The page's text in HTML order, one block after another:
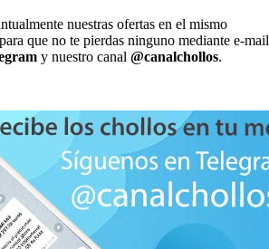
nuestras ofertas en el mismo
que no te pierdas ninguno mediante e-mail
y nuestro canal @canalchollos.